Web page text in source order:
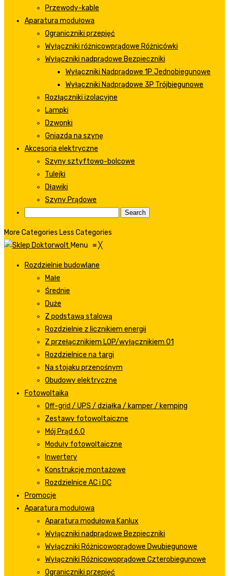
Przewody-kable
Aparatura modułowa
Ograniczniki przepięć
Wyłączniki różnicowprądowe Różnicówki
Wyłączniki nadprądowe Bezpieczniki
Wyłączniki Nadprądowe 1P Jednobiegunowe
Wyłączniki Nadprądowe 3P Trójbiegunowe
Rozłączniki izolacyjne
Lampki
Dzwonki
Gniazda na szynę
Akcesoria elektryczne
Szyny sztyftowo-bolcowe
Tulejki
Dławiki
Szyny Prądowe
More Categories Less Categories
Menu ≡╳
Rozdzielnie budowlane
Małe
Średnie
Duże
Z podstawą stalową
Rozdzielnie z licznikiem energii
Z przełącznikiem LOP/wyłącznikiem 01
Rozdzielnice na targi
Na stojaku przenośnym
Obudowy elektryczne
Fotowoltaika
Off-grid / UPS / działka / kamper / kemping
Zestawy fotowoltaiczne
Mój Prąd 6.0
Moduły fotowoltaiczne
Inwertery
Konstrukcje montażowe
Rozdzielnice AC i DC
Promocje
Aparatura modułowa
Aparatura modułowa Kanlux
Wyłączniki nadprądowe Bezpieczniki
Wyłączniki Różnicowoprądowe Dwubiegunowe
Wyłączniki Różnicowoprądowe Czterobiegunowe
Ograniczniki przepięć